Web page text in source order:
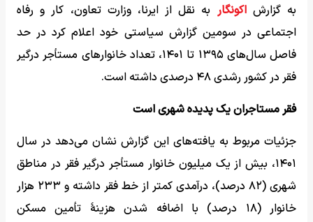
به گزارشاکونگار به نقل از ایرنا، وزارت تعاون، کار و رفاه
اجتماعی در سومین گزارش سیاستی خود اعلام کرد در حد
فاصل سال‌های ۱۳۹۵ تا ۱۴۰۱، تعداد خانوارهای مستأجر درگیر
فقر در کشور رشدی ۴۸ درصدی داشته است.
فقر مستاجران یک پدیده شهری است
جزئیات مربوط به یافته‌های این گزارش نشان می‌دهد در سال
۱۴۰۱، بیش از یک میلیون خانوار مستأجر درگیر فقر در مناطق
شهری (۸۲ درصد)، درآمدی کمتر از خط فقر داشته و ۲۳۳ هزار
خانوار (۱۸ درصد) با اضافه شدن هزینۀ تأمین مسکن